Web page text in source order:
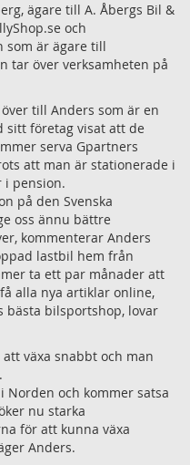
ägare till A. Åbergs Bil &
och
som är ägare till
tar över verksamheten på
till Anders som är en
sitt företag visat att de
serva Gpartners
att man är stationerade i
i pension.
på den Svenska
oss ännu bättre
kommenterar Anders
lastbil hem från
ta ett par månader att
alla nya artiklar online,
bästa bilsportshop, lovar
växa snabbt och man
Norden och kommer satsa
nu starka
för att kunna växa
Anders.